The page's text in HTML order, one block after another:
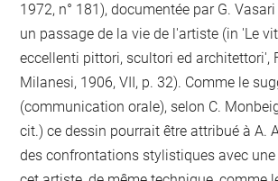
1972, n° 181), documentée par G.
un passage de la vie de l'artiste (in 'Le
eccellenti pittori, scultori ed architettori',
Milanesi, 1906, VII, p. 32). Comme le
(communication orale), selon C.
cit.) ce dessin pourrait être attribué à A.
des confrontations stylistiques avec une